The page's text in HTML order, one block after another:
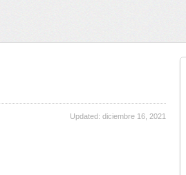
Updated: diciembre 16, 2021